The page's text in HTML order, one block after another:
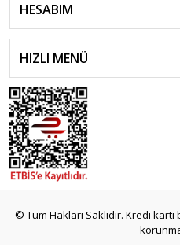
HESABIM
HIZLI MENÜ
© Tüm Hakları Saklıdır. Kredi